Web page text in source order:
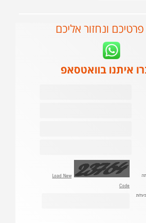
ונחזור אליכם
איתנו בוואטסאפ